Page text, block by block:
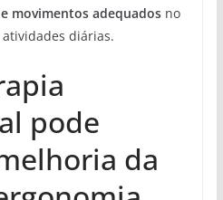
movimentos adequadosno
diárias.
pode
da